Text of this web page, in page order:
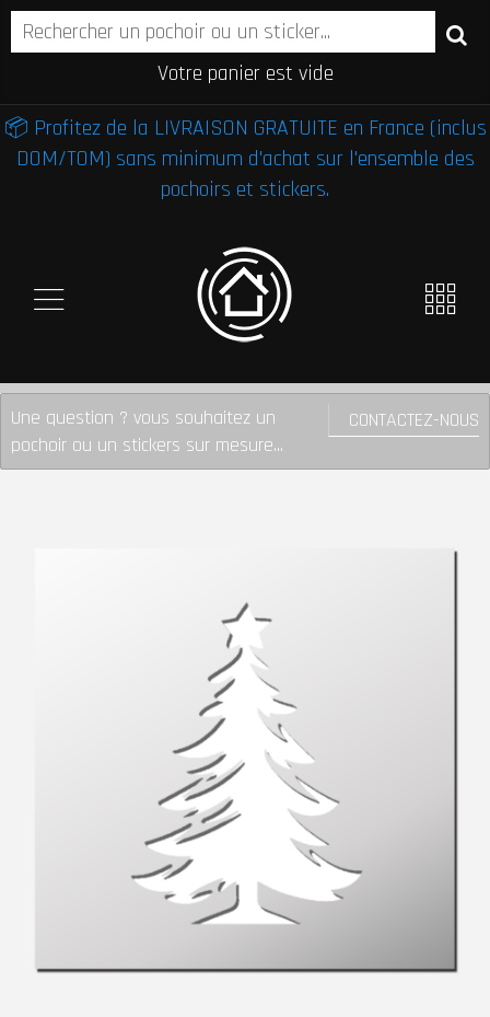
Votre panier est vide
📦 Profitez de la LIVRAISON GRATUITE en France (inclus
DOM/TOM) sans minimum d'achat sur l'ensemble des
pochoirs et stickers.
CONTACTEZ-NOUS
Une question ? vous souhaitez un
pochoir ou un stickers sur mesure...